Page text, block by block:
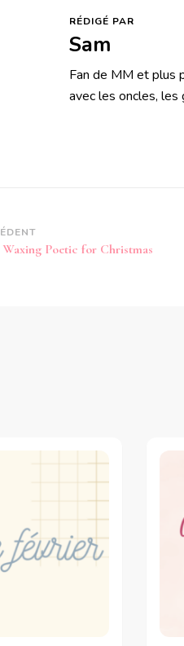
RÉDIGÉ PAR
Sam
Fan de MM et plus
avec les oncles, les
Waxing Poetic for Christmas